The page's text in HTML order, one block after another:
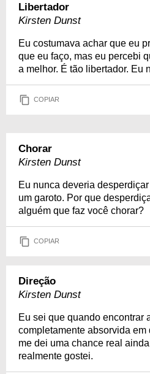
Libertador
Kirsten Dunst
Eu costumava achar que eu
que eu faço, mas eu percebi
a melhor. É tão libertador. Eu
COPIAR
Chorar
Kirsten Dunst
Eu nunca deveria
um garoto. Por que
alguém que faz você chorar?
COPIAR
Direção
Kirsten Dunst
Eu sei que quando encontrar
completamente absorvida
me dei uma chance real
realmente gostei.